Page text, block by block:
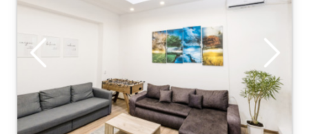
Beograd
Beograd Savski
Venac
Adresa:
Sarajevska 77
Cena35 €
Gosti:2
Kvadratura :35
m2
Struktura :
Jednosoban